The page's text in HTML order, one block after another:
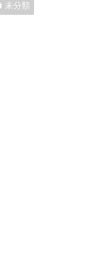
未分類